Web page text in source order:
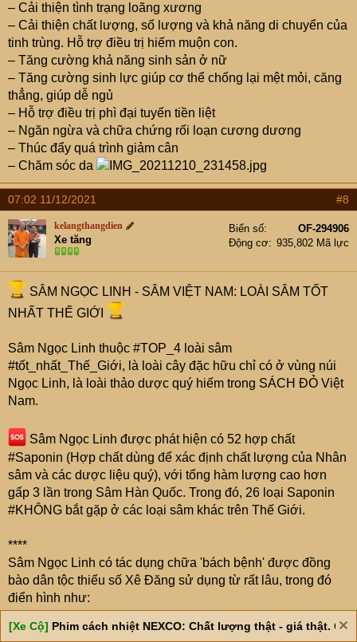
– Cải thiện tình trạng loãng xương
– Cải thiện chất lượng, số lượng và khả năng di chuyển của
tinh trùng. Hỗ trợ điều trị hiếm muộn con.
– Tăng cường khả năng sinh sản ở nữ
– Tăng cường sinh lực giúp cơ thể chống lại mệt mỏi, căng
thẳng, giúp dễ ngủ
– Hỗ trợ điều trị phì đại tuyến tiền liệt
– Ngăn ngừa và chữa chứng rối loạn cương dương
– Thúc đẩy quá trình giảm cân
– Chăm sóc da
07:02 11/12/2021 #8
kelangthangdien
Xe tăng
Biển số
OF-294906
Động cơ
935,802 Mã lực
SÂM NGỌC LINH - SÂM VIỆT NAM: LOÀI SÂM TỐT
NHẤT THẾ GIỚI
Sâm Ngọc Linh thuộc #TOP_4 loài sâm
#tốt_nhất_Thế_Giới, là loài cây đặc hữu chỉ có ở vùng núi
Ngọc Linh, là loài thảo dược quý hiếm trong SÁCH ĐỎ Việt
Nam.
Sâm Ngọc Linh được phát hiện có 52 hợp chất
#Saponin (Hợp chất dùng để xác định chất lượng của Nhân
sâm và các dược liệu quý), với tổng hàm lượng cao hơn
gấp 3 lần trong Sâm Hàn Quốc. Trong đó, 26 loại Saponin
#KHÔNG bắt gặp ở các loại sâm khác trên Thế Giới.
****
Sâm Ngọc Linh có tác dụng chữa 'bách bệnh' được đồng
bào dân tộc thiểu số Xê Đăng sử dụng từ rất lâu, trong đó
điển hình như:
Tăng cường sức khỏe, chống nhược sức
[Xe Cộ] Phim cách nhiệt NEXCO: Chất lượng thật - giá thật. Giá